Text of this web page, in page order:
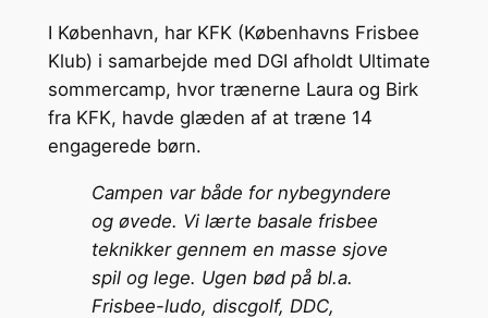
I København, har KFK (Københavns Frisbee
Klub) i samarbejde med DGI afholdt Ultimate
sommercamp, hvor trænerne Laura og Birk
fra KFK, havde glæden af at træne 14
engagerede børn.
Campen var både for nybegyndere
og øvede. Vi lærte basale frisbee
teknikker gennem en masse sjove
spil og lege. Ugen bød på bl.a.
Frisbee-ludo, discgolf, DDC,